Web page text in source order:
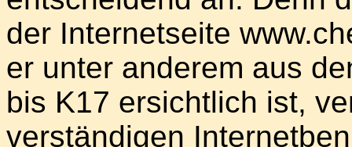
der Internetseite
er unter anderem aus
bis K17 ersichtlich ist,
verständigen